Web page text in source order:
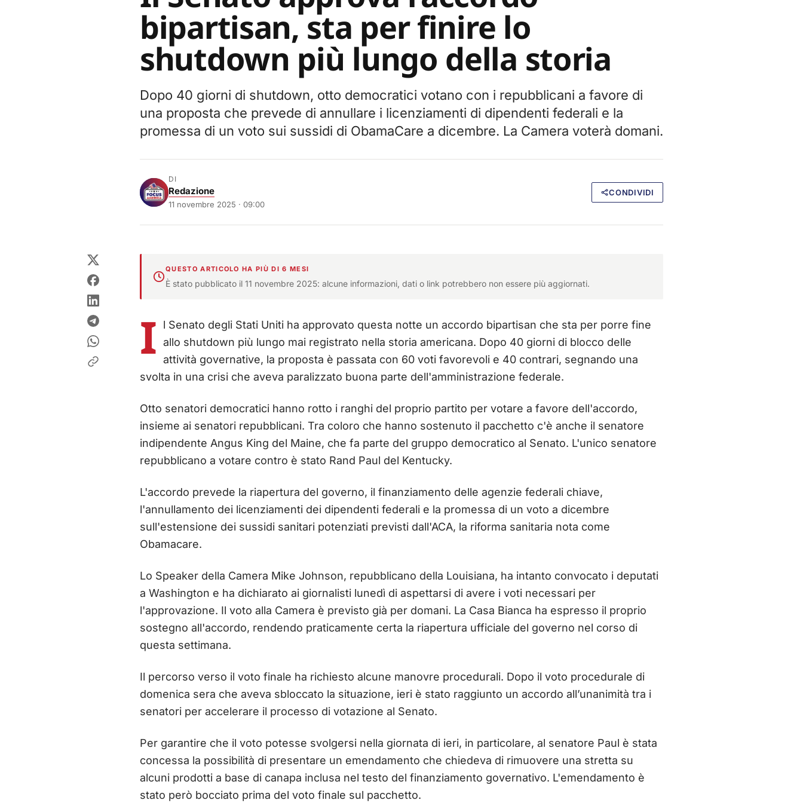
bipartisan, sta per finire lo
shutdown più lungo della storia
Dopo 40 giorni di shutdown, otto democratici votano con i repubblicani a favore di
una proposta che prevede di annullare i licenziamenti di dipendenti federali e la
promessa di un voto sui sussidi di ObamaCare a dicembre. La Camera voterà domani.
DI
Redazione
11 novembre 2025 · 09:00
CONDIVIDI
QUESTO ARTICOLO HA PIÙ DI 6 MESI
È stato pubblicato il 11 novembre 2025: alcune informazioni, dati o link potrebbero non essere più aggiornati.
I
l Senato degli Stati Uniti ha approvato questa notte un accordo bipartisan che sta per porre fine
allo shutdown più lungo mai registrato nella storia americana. Dopo 40 giorni di blocco delle
attività governative, la proposta è passata con 60 voti favorevoli e 40 contrari, segnando una
svolta in una crisi che aveva paralizzato buona parte dell'amministrazione federale.
Otto senatori democratici hanno rotto i ranghi del proprio partito per votare a favore dell'accordo,
insieme ai senatori repubblicani. Tra coloro che hanno sostenuto il pacchetto c'è anche il senatore
indipendente Angus King del Maine, che fa parte del gruppo democratico al Senato. L'unico senatore
repubblicano a votare contro è stato Rand Paul del Kentucky.
L'accordo prevede la riapertura del governo, il finanziamento delle agenzie federali chiave,
l'annullamento dei licenziamenti dei dipendenti federali e la promessa di un voto a dicembre
sull'estensione dei sussidi sanitari potenziati previsti dall'ACA, la riforma sanitaria nota come
Obamacare.
Lo Speaker della Camera Mike Johnson, repubblicano della Louisiana, ha intanto convocato i deputati
a Washington e ha dichiarato ai giornalisti lunedì di aspettarsi di avere i voti necessari per
l'approvazione. Il voto alla Camera è previsto già per domani. La Casa Bianca ha espresso il proprio
sostegno all'accordo, rendendo praticamente certa la riapertura ufficiale del governo nel corso di
questa settimana.
Il percorso verso il voto finale ha richiesto alcune manovre procedurali. Dopo il voto procedurale di
domenica sera che aveva sbloccato la situazione, ieri è stato raggiunto un accordo all’unanimità tra i
senatori per accelerare il processo di votazione al Senato.
Per garantire che il voto potesse svolgersi nella giornata di ieri, in particolare, al senatore Paul è stata
concessa la possibilità di presentare un emendamento che chiedeva di rimuovere una stretta su
alcuni prodotti a base di canapa inclusa nel testo del finanziamento governativo. L'emendamento è
stato però bocciato prima del voto finale sul pacchetto.